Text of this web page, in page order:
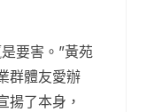
要害。”黃苑
群體友愛辦
揚了本身，